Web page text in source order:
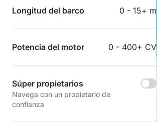
Longitud del barco 0 - 15+ m
Potencia del motor 0 - 400+ CV
Súper propietarios
Navega con un propietario de
confianza